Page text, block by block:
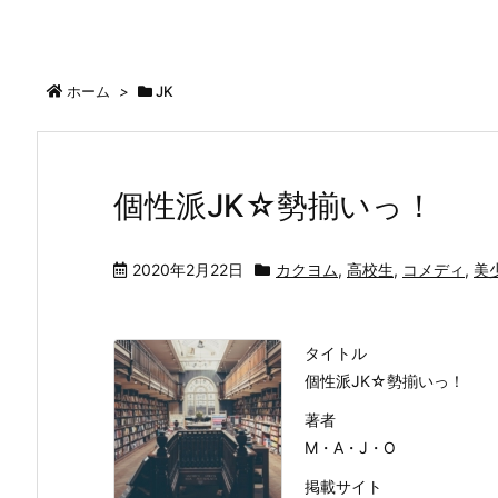
ホーム > JK
個性派JK☆勢揃いっ！
2020年2月22日 カクヨム, 高校生, コメディ , 美
タイトル
個性派JK☆勢揃いっ！
著者
M・A・J・O
掲載サイト